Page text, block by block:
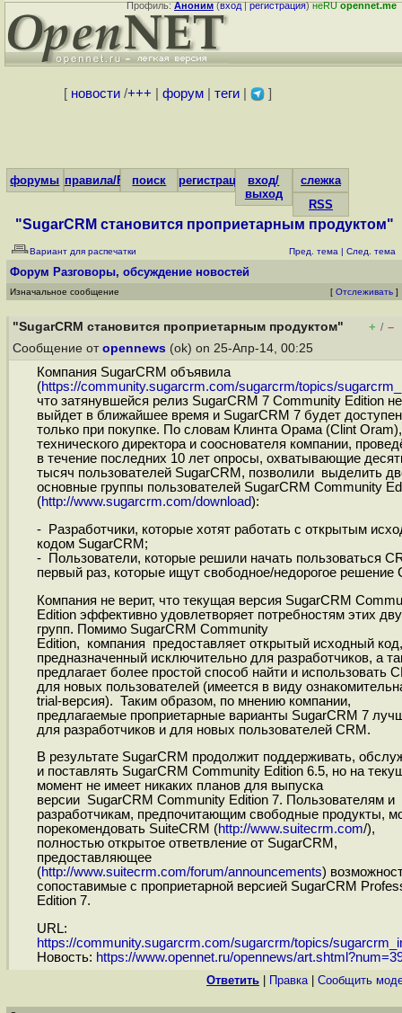
Профиль:Аноним(вход|регистрация)неRUopennet.me
[ новости/+++ форум| теги| ]
форумы правила/FAQпоиск регистрациявход/
выход
слежка
RSS
"SugarCRM становится проприетарным продуктом"
Вариант для распечатки Пред. тема | След. тема
Форум Разговоры, обсуждение новостей
Изначальное сообщение [ Отслеживать ]
"SugarCRM становится проприетарным продуктом" + / –
Сообщение от opennews (ok) on 25-Апр-14, 00:25
Компания SugarCRM объявила
(https://community.sugarcrm.com/sugarcrm/topics/
что затянувшейся релиз SugarCRM 7 Community Edition не
выйдет в ближайшее время и SugarCRM 7 будет доступен
только при покупке. По словам Клинта Орама (Clint Oram),
технического директора и сооснователя компании,
в течение последних 10 лет опросы, охватывающие
тысяч пользователей SugarCRM, позволили выделить
основные группы пользователей SugarCRM Community
(http://www.sugarcrm.com/download):
- Разработчики, которые хотят работать с открытым
кодом SugarCRM;
- Пользователи, которые решили начать пользоваться
первый раз, которые ищут свободное/недорогое решение
Компания не верит, что текущая версия SugarCRM
Edition эффективно удовлетворяет потребностям этих
групп. Помимо SugarCRM Community
Edition, компания предоставляет открытый исходный код,
предназначенный исключительно для разработчиков, а
предлагает более простой способ найти и использовать
для новых пользователей (имеется в виду
trial-версия). Таким образом, по мнению компании,
предлагаемые проприетарные варианты SugarCRM 7
для разработчиков и для новых пользователей CRM.
В результате SugarCRM продолжит поддерживать,
и поставлять SugarCRM Community Edition 6.5, но на
момент не имеет никаких планов для выпуска
версии SugarCRM Community Edition 7. Пользователям и
разработчикам, предпочитающим свободные продукты,
порекомендовать SuiteCRM (http://www.suitecrm.com/),
полностью открытое ответвление от SugarCRM,
предоставляющее
(http://www.suitecrm.com/forum/announcements)
сопоставимые с проприетарной версией SugarCRM
Edition 7.
URL:
https://community.sugarcrm.com/sugarcrm/topics/
Новость: https://www.opennet.ru/opennews/
Ответить Правка| Cообщить